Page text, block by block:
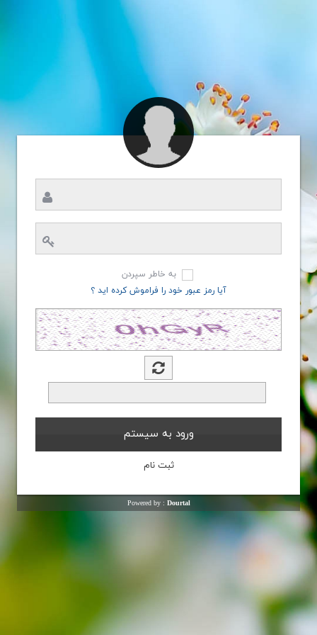
به خاطر سپردن
آیا رمز عبور خود را فراموش کرده اید ؟
Powered by : Dourtal